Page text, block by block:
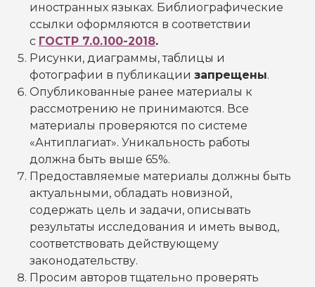
иностранных языках. Библиографические
ссылки оформляются в соответствии
с ГОСТ Р 7.0.100-2018.
Рисунки, диаграммы, таблицы и
фотографии в публикации запрещены.
Опубликованные ранее материалы к
рассмотрению не принимаются. Все
материалы проверяются по системе
«Антиплагиат». Уникальность работы
должна быть выше 65%.
Предоставляемые материалы должны быть
актуальными, обладать новизной,
содержать цель и задачи, описывать
результаты исследования и иметь вывод,
соответствовать действующему
законодательству.
Просим авторов тщательно проверять